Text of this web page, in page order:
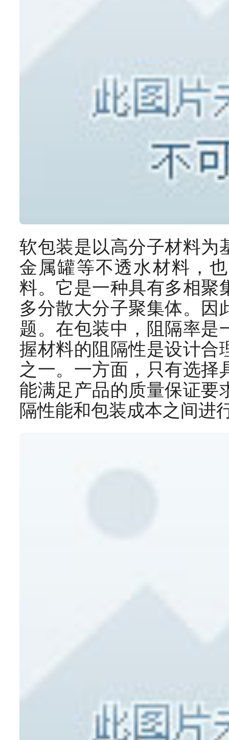
软包装是以高分子材料为
金属罐等不透水材料，
料。它是一种具有多相聚
多分散大分子聚集体。因
题。在包装中，阻隔率是
握材料的阻隔性是设计合
之一。一方面，只有选择
能满足产品的质量保证要
隔性能和包装成本之间进